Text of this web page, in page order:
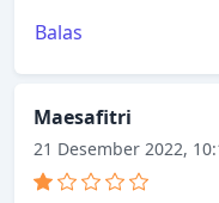
Balas
Maesafitri
21 Desember 2022,